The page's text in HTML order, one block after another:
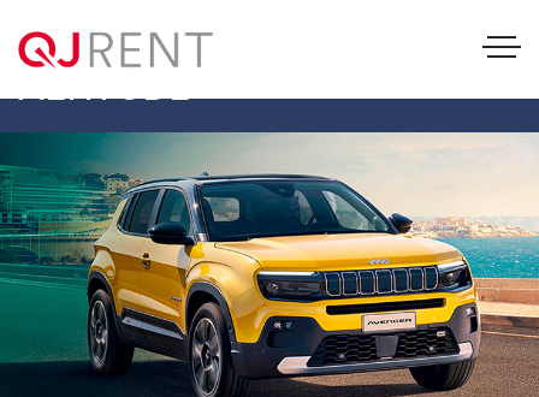
JEEP AVENGER 1.2 TURBO
ALTITUDE